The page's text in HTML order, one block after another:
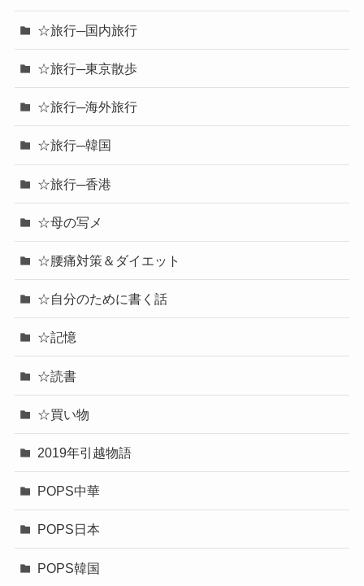
☆旅行─国内旅行
☆旅行─東京散歩
☆旅行─海外旅行
☆旅行─韓国
☆旅行─香港
☆母の写メ
☆腰痛対策＆ダイエット
☆自分のために書く話
☆記憶
☆読書
☆買い物
2019年引越物語
POPS中華
POPS日本
POPS韓国